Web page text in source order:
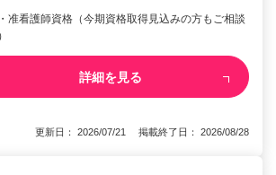
准看護師資格（今期資格取得見込みの方もご相談
詳細を見る
更新日： 2026/07/21 掲載終了日： 2026/08/28